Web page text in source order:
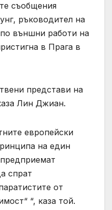
съобщения
ръководител на
външни работи на
в Прага в
представи на
Лин Джиан.
европейски
на един
спрат
от
“, каза той.